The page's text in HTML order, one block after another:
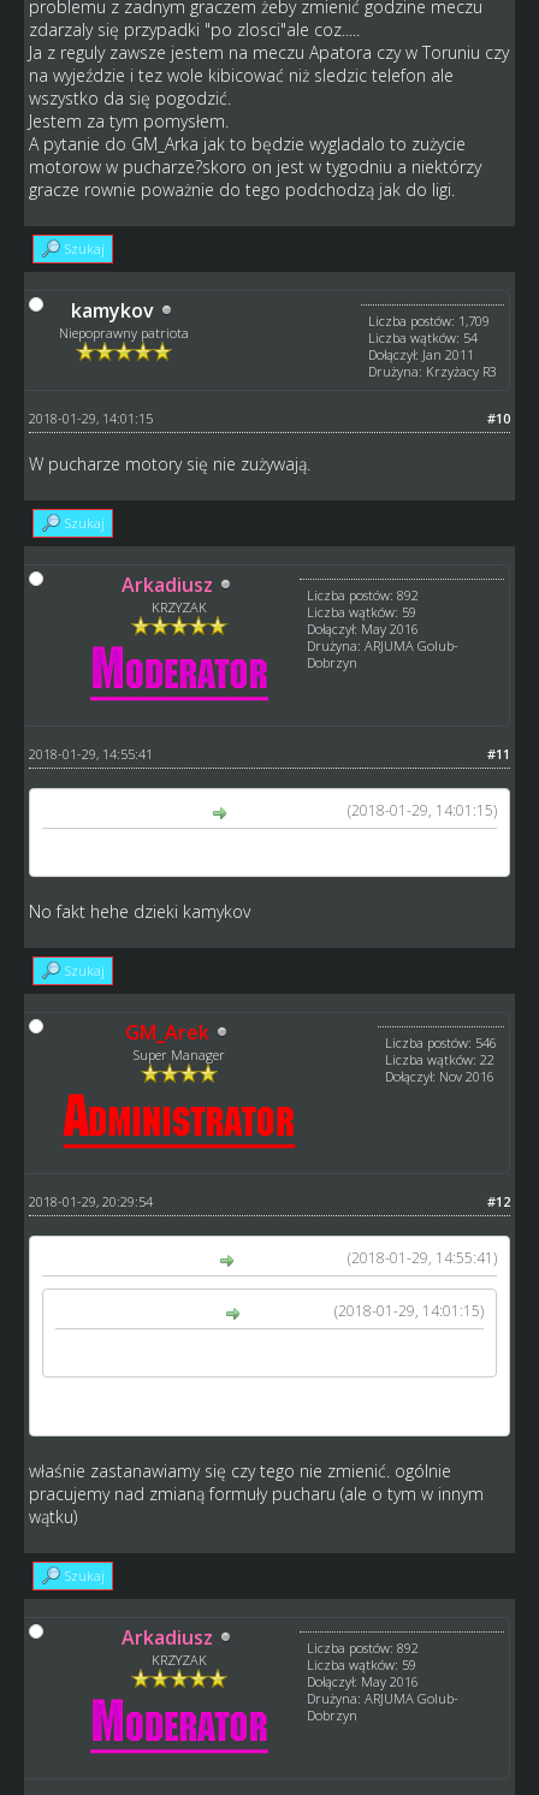
problemu z zadnym graczem żeby zmienić godzine meczu
zdarzaly się przypadki "po zlosci"ale coz.....
Ja z reguly zawsze jestem na meczu Apatora czy w Toruniu czy
na wyjeździe i tez wole kibicować niż sledzic telefon ale
wszystko da się pogodzić.
Jestem za tym pomysłem.
A pytanie do GM_Arka jak to będzie wygladalo to zużycie
motorow w pucharze?skoro on jest w tygodniu a niektórzy
gracze rownie poważnie do tego podchodzą jak do ligi.
Szukaj
kamykov
Niepoprawny patriota
Liczba postów: 1,709
Liczba wątków: 54
Dołączył: Jan 2011
Drużyna: Krzyżacy R3
#10
2018-01-29, 14:01:15
W pucharze motory się nie zużywają.
Szukaj
Arkadiusz
KRZYZAK
Liczba postów: 892
Liczba wątków: 59
Dołączył: May 2016
Drużyna: ARJUMA Golub-
Dobrzyn
#11
2018-01-29, 14:55:41
(2018-01-29, 14:01:15)
No fakt hehe dzieki kamykov
Szukaj
GM_Arek
Super Manager
Liczba postów: 546
Liczba wątków: 22
Dołączył: Nov 2016
#12
2018-01-29, 20:29:54
(2018-01-29, 14:55:41)
(2018-01-29, 14:01:15)
właśnie zastanawiamy się czy tego nie zmienić. ogólnie
pracujemy nad zmianą formuły pucharu (ale o tym w innym
wątku)
Szukaj
Arkadiusz
KRZYZAK
Liczba postów: 892
Liczba wątków: 59
Dołączył: May 2016
Drużyna: ARJUMA Golub-
Dobrzyn